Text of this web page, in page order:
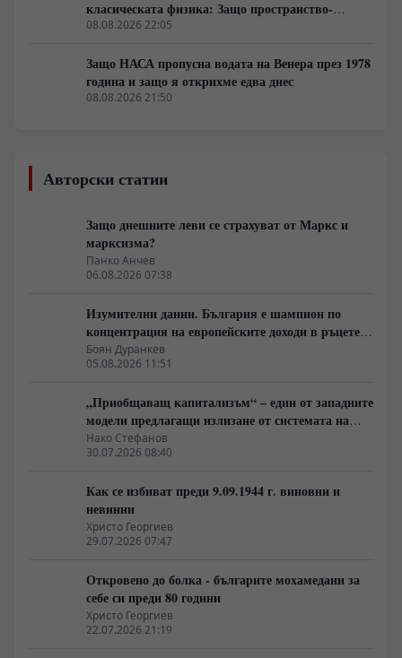
класическата физика: Защо пространство-
времето се свива до две измерения
08.08.2026 22:05
Защо НАСА пропусна водата на Венера през 1978
година и защо я открихме едва днес
08.08.2026 21:50
Авторски статии
Защо днешните леви се страхуват от Маркс и
марксизма?
Панко Анчев
06.08.2026 07:38
Изумителни данни. България е шампион по
концентрация на европейските доходи в ръцете
на най-богатия 1%, надминава и САЩ
Боян Дуранкев
05.08.2026 11:51
„Приобщаващ капитализъм“ – един от западните
модели предлагащи излизане от системата на
неолиберализма
Нако Стефанов
30.07.2026 08:40
Как се избиват преди 9.09.1944 г. виновни и
невинни
Христо Георгиев
29.07.2026 07:47
Откровено до болка - българите мохамедани за
себе си преди 80 години
Христо Георгиев
22.07.2026 21:19